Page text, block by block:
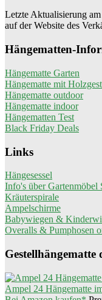
Letzte Aktualisierung
auf der Website des
Hängematten-
Hängematte Garten
Hängematte mit
Hängematte outdoor
Hängematte indoor
Hängematten Test
Black Friday Deals
Links
Hängesessel
Info's über Gartenmöbel
Kräuterspirale
Ampelschirme
Babywiegen &
Overalls & Pumphosen
Gestellhängematte
Ampel 24 Hängematte